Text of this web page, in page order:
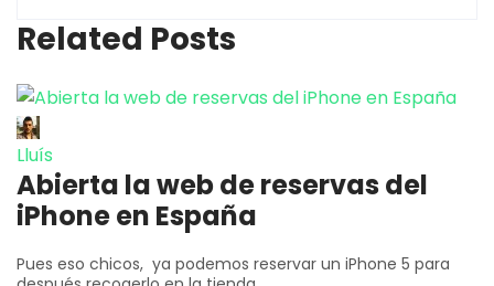
Related Posts
Lluís
Abierta la web de reservas del
iPhone en España
Pues eso chicos, ya podemos reservar un iPhone 5 para